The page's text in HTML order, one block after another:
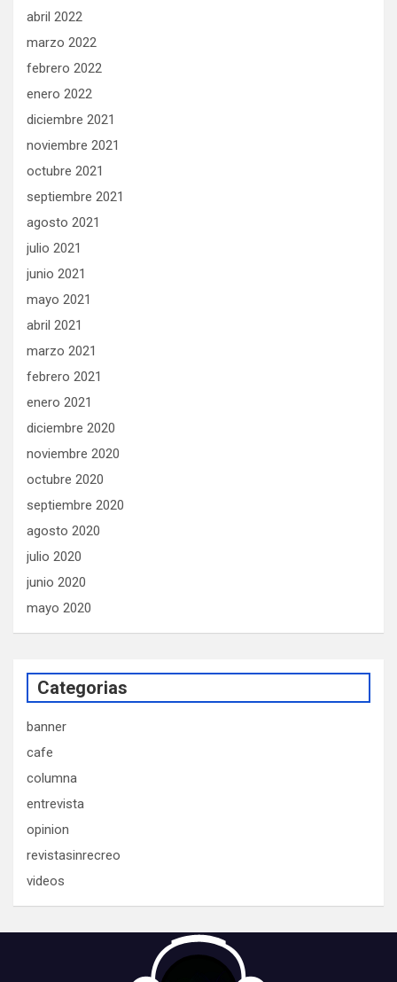
abril 2022
marzo 2022
febrero 2022
enero 2022
diciembre 2021
noviembre 2021
octubre 2021
septiembre 2021
agosto 2021
julio 2021
junio 2021
mayo 2021
abril 2021
marzo 2021
febrero 2021
enero 2021
diciembre 2020
noviembre 2020
octubre 2020
septiembre 2020
agosto 2020
julio 2020
junio 2020
mayo 2020
Categorias
banner
cafe
columna
entrevista
opinion
revistasinrecreo
videos